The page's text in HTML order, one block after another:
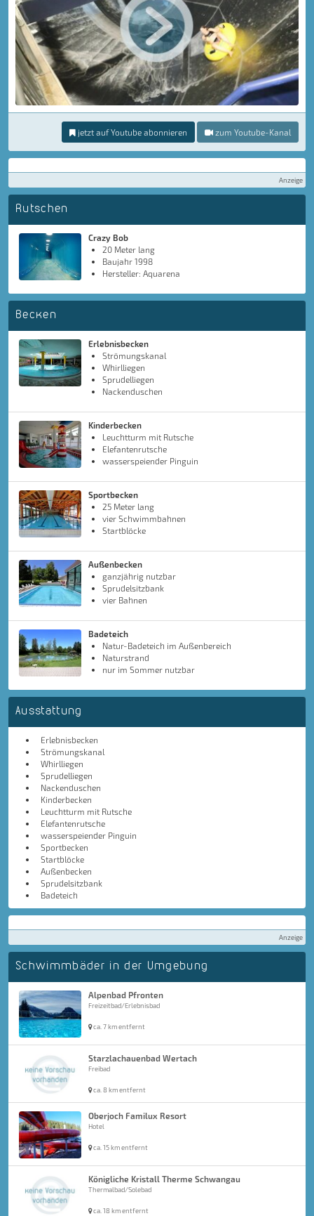
jetzt auf Youtube abonnieren zum Youtube-Kanal
Anzeige
Rutschen
Crazy Bob
20 Meter lang
Baujahr 1998
Hersteller: Aquarena
Becken
Erlebnisbecken
Strömungskanal
Whirlliegen
Sprudelliegen
Nackenduschen
Kinderbecken
Leuchtturm mit Rutsche
Elefantenrutsche
wasserspeiender Pinguin
Sportbecken
25 Meter lang
vier Schwimmbahnen
Startblöcke
Außenbecken
ganzjährig nutzbar
Sprudelsitzbank
vier Bahnen
Badeteich
Natur-Badeteich im Außenbereich
Naturstrand
nur im Sommer nutzbar
Ausstattung
Erlebnisbecken
Strömungskanal
Whirlliegen
Sprudelliegen
Nackenduschen
Kinderbecken
Leuchtturm mit Rutsche
Elefantenrutsche
wasserspeiender Pinguin
Sportbecken
Startblöcke
Außenbecken
Sprudelsitzbank
Badeteich
Anzeige
Schwimmbäder in der Umgebung
Alpenbad Pfronten
Freizeitbad/Erlebnisbad
ca. 7 km entfernt
Starzlachauenbad Wertach
Freibad
ca. 8 km entfernt
Oberjoch Familux Resort
Hotel
ca. 15 km entfernt
Königliche Kristall Therme Schwangau
Thermalbad/Solebad
ca. 18 km entfernt